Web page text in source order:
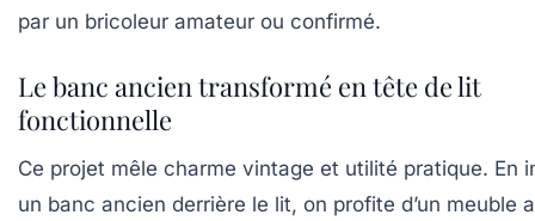
par un bricoleur amateur ou confirmé.
Le banc ancien transformé en tête de lit
fonctionnelle
Ce projet mêle charme vintage et utilité pratique. En
un banc ancien derrière le lit, on profite d’un meuble